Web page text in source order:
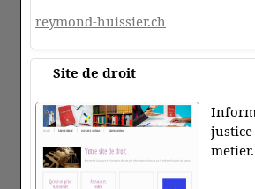
reymond-huissier.ch
Site de droit